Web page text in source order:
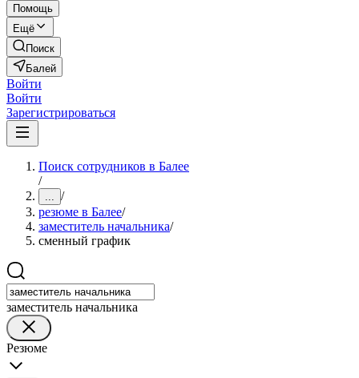
Помощь
Ещё
Поиск
Балей
Войти
Войти
Зарегистрироваться
Поиск сотрудников в Балее
/
... /
резюме в Балее/
заместитель начальника/
сменный график
заместитель начальника
Резюме